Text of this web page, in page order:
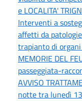
e LOCALITA'
Interventi a
affetti da
trapianto di
MEMORIE DEL
passeggiata-
AVVISO
notte tra lunedì